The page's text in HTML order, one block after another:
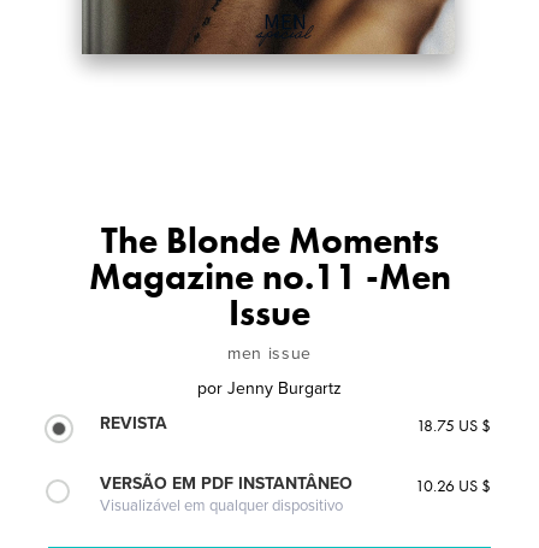
The Blonde Moments
Magazine no.11 -Men
Issue
men issue
por Jenny Burgartz
REVISTA
18.75 US $
VERSÃO EM PDF INSTANTÂNEO
Visualizável em qualquer dispositivo
10.26 US $